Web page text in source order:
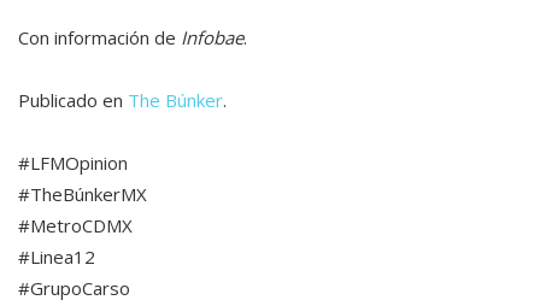
Con información de Infobae.
Publicado en The Búnker.
#LFMOpinion
#TheBúnkerMX
#MetroCDMX
#Linea12
#GrupoCarso